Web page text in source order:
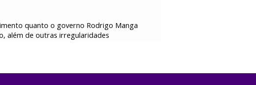
quanto o governo Rodrigo Manga
além de outras irregularidades